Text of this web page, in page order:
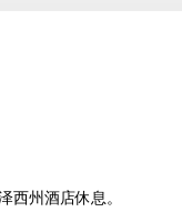
西州酒店休息。